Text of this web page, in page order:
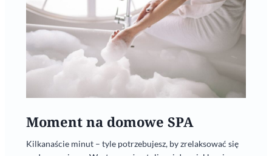
Moment na domowe SPA
Kilkanaście minut – tyle potrzebujesz, by zrelaksować się